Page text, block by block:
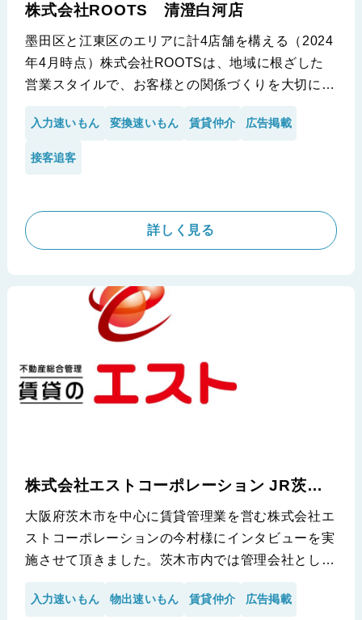
株式会社ROOTS 清澄白河店
墨田区と江東区のエリアに計4店舗を構える（2024
年4月時点）株式会社ROOTSは、地域に根ざした
営業スタイルで、お客様との関係づくりを大切にさ
小山代表自身が元々営業の出身ということもあり、
同社の営業スタッフにも営業に専念させたいお考え
状の課題も根掘り葉掘りお聞きさせて頂きました！
入力速いもん 変換速いもん 賃貸仲介 広告掲載
接客追客
詳しく見る
株式会社エストコーポレーション JR茨木
店
大阪府茨木市を中心に賃貸管理業を営む株式会社エ
ストコーポレーションの今村様にインタビューを実
施させて頂きました。茨木市内では管理会社として
社ですが、新着出しが週1に約1回しか出来ていな
入力速いもん 物出速いもん 賃貸仲介 広告掲載